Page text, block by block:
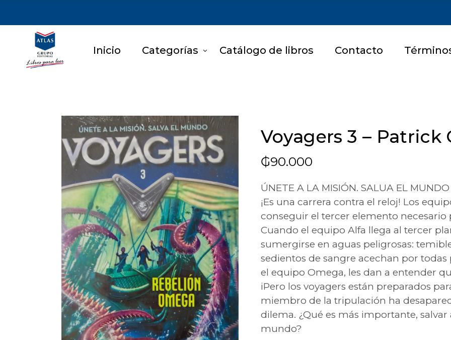
Inicio Categorías Catálogo de libros Contacto
Voyagers 3 – Patrick
₲90.000
ÚNETE A LA MISIÓN. SALUA EL MUNDO
¡Es una carrera contra el reloj! Los
conseguir el tercer elemento necesario
Cuando el equipo Alfa llega al tercer
sumergirse en aguas peligrosas:
sedientos de sangre acechan por todas
el equipo Omega, les dan a entender
iPero los voyagers están preparados
miembro de la tripulación ha
dilema. ¿Qué es más importante,
mundo?